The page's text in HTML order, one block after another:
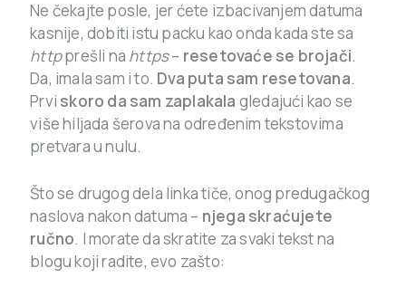
Ne čekajte posle, jer ćete izbacivanjem datuma
kasnije, dobiti istu packu kao onda kada ste sa
httpprešli na https– resetovaće se brojači.
Da, imala sam i to. Dva puta sam resetovana.
Prvi skoro da sam zaplakala gledajući kao se
više hiljada šerova na određenim tekstovima
pretvara u nulu.
Što se drugog dela linka tiče, onog predugačkog
naslova nakon datuma – njega skraćujete
ručno. I morate da skratite za svaki tekst na
blogu koji radite, evo zašto: